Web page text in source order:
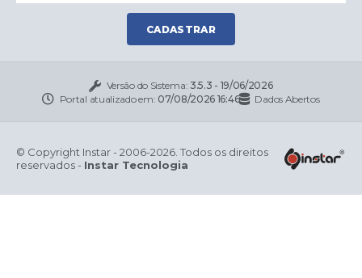
CADASTRAR
Versão do Sistema: 3.5.3 - 19/06/2026
Portal atualizado em: 07/08/2026 16:46 Dados Abertos
© Copyright Instar - 2006-2026. Todos os direitos
reservados - Instar Tecnologia